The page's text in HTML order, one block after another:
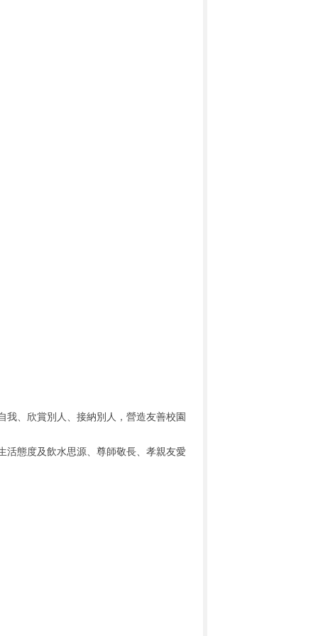
我、欣賞別人、接納別人，營造友善校園
活態度及飲水思源、尊師敬長、孝親友愛